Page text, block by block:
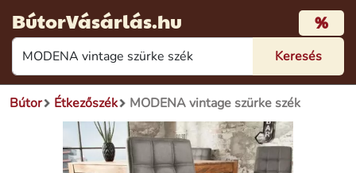
BútorVásárlás.hu %
Bútor Étkezőszék MODENA vintage szürke szék